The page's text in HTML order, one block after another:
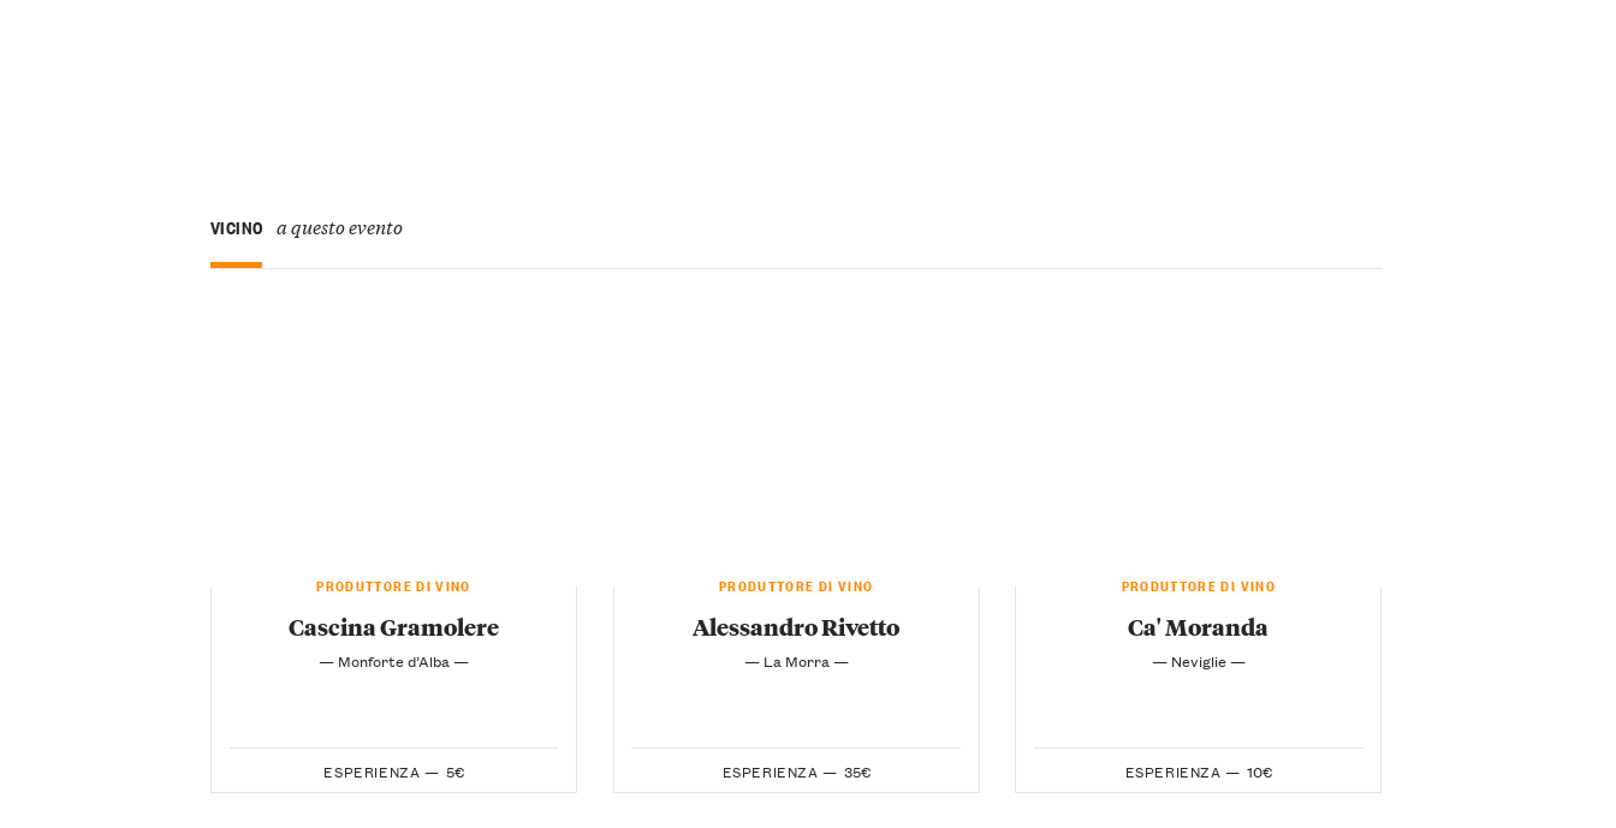
VICINO a questo evento
PRODUTTORE DI VINO
Cascina Gramolere
— Monforte d’Alba —
ESPERIENZA — 5€
PRODUTTORE DI VINO
Alessandro Rivetto
— La Morra —
ESPERIENZA — 35€
PRODUTTORE DI VINO
Ca' Moranda
— Neviglie —
ESPERIENZA — 10€